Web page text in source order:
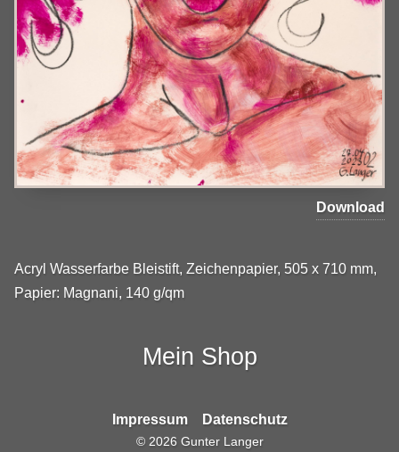
Download
Acryl Wasserfarbe Bleistift, Zeichenpapier, 505 x 710 mm,
Papier: Magnani, 140 g/qm
Impressum Datenschutz
© 2026 Gunter Langer
Mein Shop